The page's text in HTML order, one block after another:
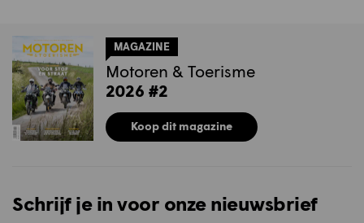
MAGAZINE
Motoren & Toerisme
2026 #2
Koop dit magazine
Schrijf je in voor onze nieuwsbrief